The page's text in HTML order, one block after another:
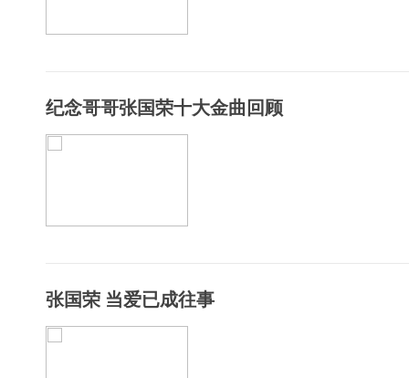
纪念哥哥张国荣十大金曲回顾
张国荣 当爱已成往事